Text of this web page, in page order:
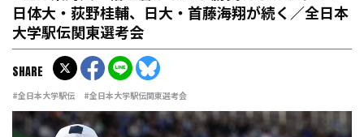
日体大・荻野桂輔、日大・首藤海翔が続く／全日本
大学駅伝関東選考会
#全日本大学駅伝 #全日本大学駅伝関東選考会
SHARE